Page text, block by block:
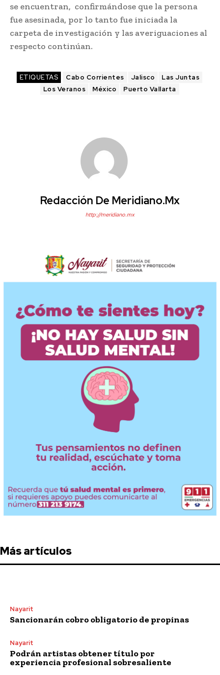
se encuentran, confirmándose que la persona
fue asesinada, por lo tanto fue iniciada la
carpeta de investigación y las averiguaciones al
respecto continúan.
ETIQUETAS Cabo Corrientes Jalisco
Las Juntas
Los Veranos
México Puerto Vallarta
Redacción De Meridiano.mx
http://meridiano.mx
Más artículos
Nayarit
Sancionarán cobro obligatorio de propinas
Nayarit
Podrán artistas obtener título por
experiencia profesional sobresaliente